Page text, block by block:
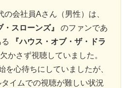
の会社員Aさん（男性）は、
・スローンズ』
のファンであ
『ハウス・オブ・ザ・ドラ
かさず視聴していました。
を心待ちにしていましたが、
イムでの視聴が難しい状況